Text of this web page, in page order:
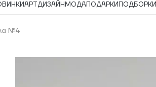
АРТДИЗАЙН МОДАПОДАРКИ ПОДБОРКИ
№4